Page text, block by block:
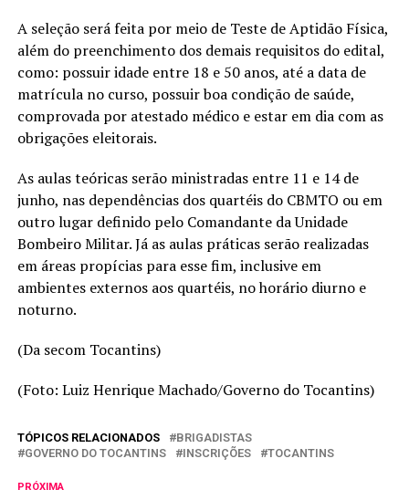
A seleção será feita por meio de Teste de Aptidão Física,
além do preenchimento dos demais requisitos do edital,
como: possuir idade entre 18 e 50 anos, até a data de
matrícula no curso, possuir boa condição de saúde,
comprovada por atestado médico e estar em dia com as
obrigações eleitorais.
As aulas teóricas serão ministradas entre 11 e 14 de
junho, nas dependências dos quartéis do CBMTO ou em
outro lugar definido pelo Comandante da Unidade
Bombeiro Militar. Já as aulas práticas serão realizadas
em áreas propícias para esse fim, inclusive em
ambientes externos aos quartéis, no horário diurno e
noturno.
(Da secom Tocantins)
(Foto: Luiz Henrique Machado/Governo do Tocantins)
TÓPICOS RELACIONADOS
BRIGADISTAS
GOVERNO DO TOCANTINS
INSCRIÇÕES TOCANTINS
PRÓXIMA